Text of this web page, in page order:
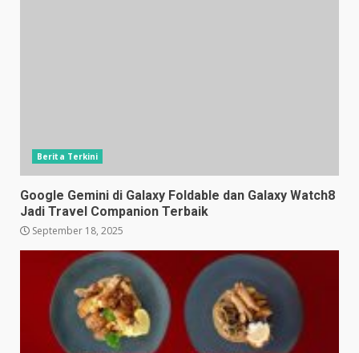
Berita Terkini
Google Gemini di Galaxy Foldable dan Galaxy Watch8
Jadi Travel Companion Terbaik
September 18, 2025